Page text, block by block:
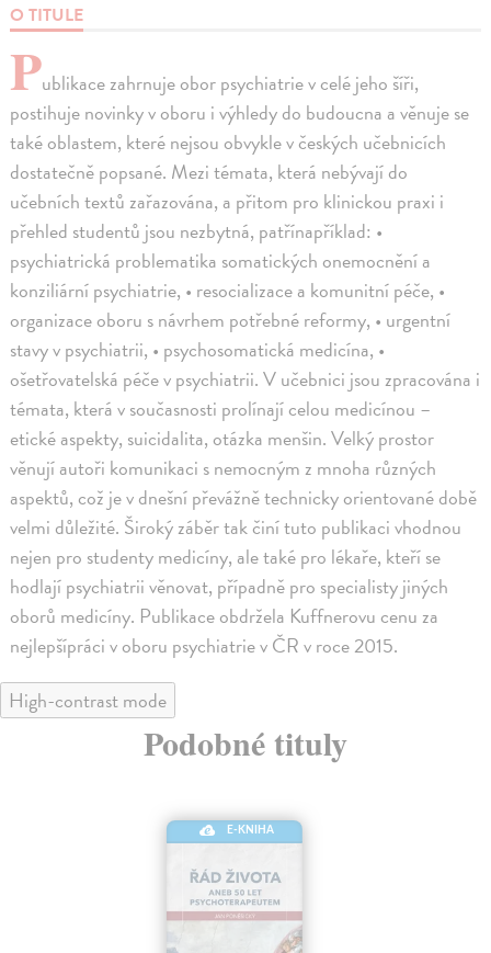
O TITULE
Publikace zahrnuje obor psychiatrie v celé jeho šíři,
postihuje novinky v oboru i výhledy do budoucna a věnuje se
také oblastem, které nejsou obvykle v českých učebnicích
dostatečně popsané. Mezi témata, která nebývají do
učebních textů zařazována, a přitom pro klinickou praxi i
přehled studentů jsou nezbytná, patřínapříklad: •
psychiatrická problematika somatických onemocnění a
konziliární psychiatrie, • resocializace a komunitní péče, •
organizace oboru s návrhem potřebné reformy, • urgentní
stavy v psychiatrii, • psychosomatická medicína, •
ošetřovatelská péče v psychiatrii. V učebnici jsou zpracována i
témata, která v současnosti prolínají celou medicínou –
etické aspekty, suicidalita, otázka menšin. Velký prostor
věnují autoři komunikaci s nemocným z mnoha různých
aspektů, což je v dnešní převážně technicky orientované době
velmi důležité. Široký záběr tak činí tuto publikaci vhodnou
nejen pro studenty medicíny, ale také pro lékaře, kteří se
hodlají psychiatrii věnovat, případně pro specialisty jiných
oborů medicíny. Publikace obdržela Kuffnerovu cenu za
nejlepšípráci v oboru psychiatrie v ČR v roce 2015.
High-contrast mode
Podobné tituly
E-KNIHA